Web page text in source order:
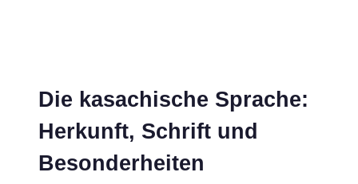
Die kasachische Sprache:
Herkunft, Schrift und
Besonderheiten